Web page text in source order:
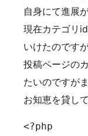
自身にて進展
現在カテゴリ
いけたのですが
投稿ページの
たいのですが
お知恵を貸し
<?php